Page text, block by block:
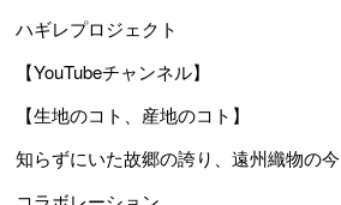
ハギレプロジェクト
【YouTubeチャンネル】
【生地のコト、産地のコト】
知らずにいた故郷の誇り、遠州織物の